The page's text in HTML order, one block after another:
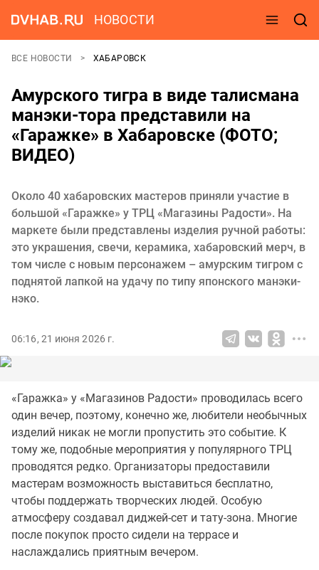
НОВОСТИ
ВСЕ НОВОСТИ ХАБАРОВСК
Амурского тигра в виде талисмана
манэки-тора представили на
«Гаражке» в Хабаровске (ФОТО;
ВИДЕО)
Около 40 хабаровских мастеров приняли участие в
большой «Гаражке» у ТРЦ «Магазины Радости». На
маркете были представлены изделия ручной работы:
это украшения, свечи, керамика, хабаровский мерч, в
том числе с новым персонажем – амурским тигром с
поднятой лапкой на удачу по типу японского манэки-
нэко.
06:16, 21 июня 2026 г.
«Гаражка» у «Магазинов Радости» проводилась всего
один вечер, поэтому, конечно же, любители необычных
изделий никак не могли пропустить это событие. К
тому же, подобные мероприятия у популярного ТРЦ
проводятся редко. Организаторы предоставили
мастерам возможность выставиться бесплатно,
чтобы поддержать творческих людей. Особую
атмосферу создавал диджей-сет и тату-зона. Многие
после покупок просто сидели на террасе и
наслаждались приятным вечером.